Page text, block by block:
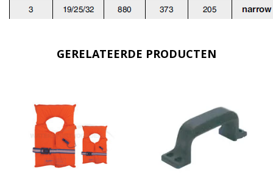
GERELATEERDE PRODUCTEN